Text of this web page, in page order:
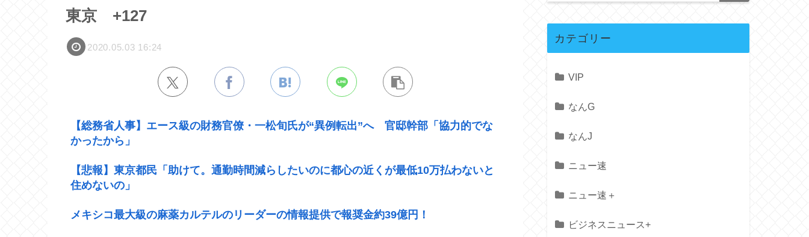
東京 +127
2020.05.03 16:24
【総務省人事】エース級の財務官僚・一松旬氏が“異例転出”へ 官邸幹部「協力的でな
かったから」
【悲報】東京都民「助けて。通勤時間減らしたいのに都心の近くが最低10万払わないと
住めないの」
メキシコ最大級の麻薬カルテルのリーダーの情報提供で報奨金約39億円！
カテゴリー
VIP
なんG
なんJ
ニュー速
ニュー速＋
ビジネスニュース+